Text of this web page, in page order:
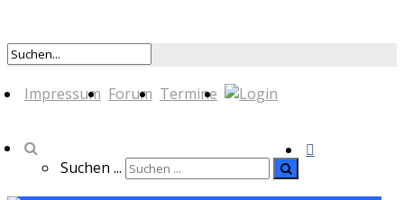
Impressum Forum Termine
Suchen ...